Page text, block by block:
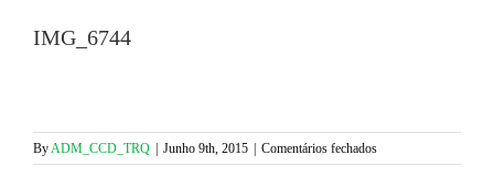
IMG_6744
ByADM_CCD_TRQ Junho 9th, 2015 Comentários fechadosem
IMG_6744